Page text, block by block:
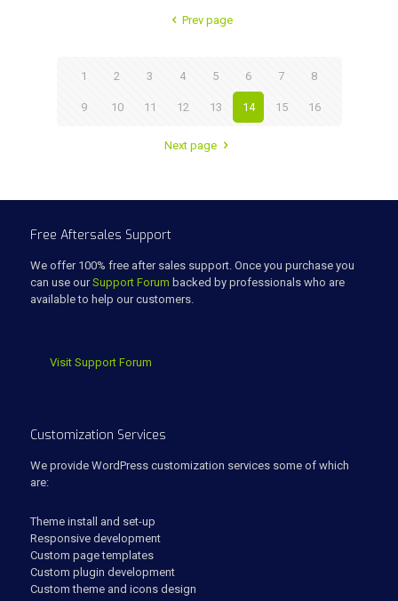
Prev page
1 2 3 4 5 6 7 8
9 10 11 12 13 14 15 16
Next page
Free Aftersales Support
We offer 100% free after sales support. Once you purchase you
can use ourSupport Forum backed by professionals who are
available to help our customers.
Visit Support Forum
Customization Services
We provide WordPress customization services some of which
are:
Theme install and set-up
Responsive development
Custom page templates
Custom plugin development
Custom theme and icons design